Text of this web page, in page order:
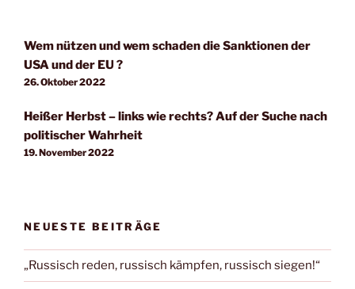
Wem nützen und wem schaden die Sanktionen der
USA und der EU ?
26. Oktober 2022
Heißer Herbst – links wie rechts? Auf der Suche nach
politischer Wahrheit
19. November 2022
NEUESTE BEITRÄGE
„Russisch reden, russisch kämpfen, russisch siegen!“